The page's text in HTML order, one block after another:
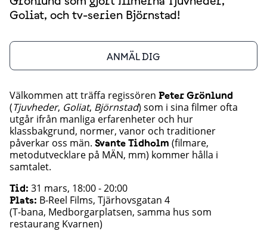
Goliat, och tv-serien Björnstad!
ANMÄL DIG
Välkommen att träffa regissören Peter Grönlund
(Tjuvheder, Goliat, Björnstad) som i sina filmer ofta
utgår ifrån manliga erfarenheter och hur
klassbakgrund, normer, vanor och traditioner
påverkar oss män. Svante Tidholm (filmare,
metodutvecklare på MÄN, mm) kommer hålla i
samtalet.
Tid: 31 mars, 18:00 - 20:00
Plats: B-Reel Films, Tjärhovsgatan 4
(T-bana, Medborgarplatsen, samma hus som
restaurang Kvarnen)